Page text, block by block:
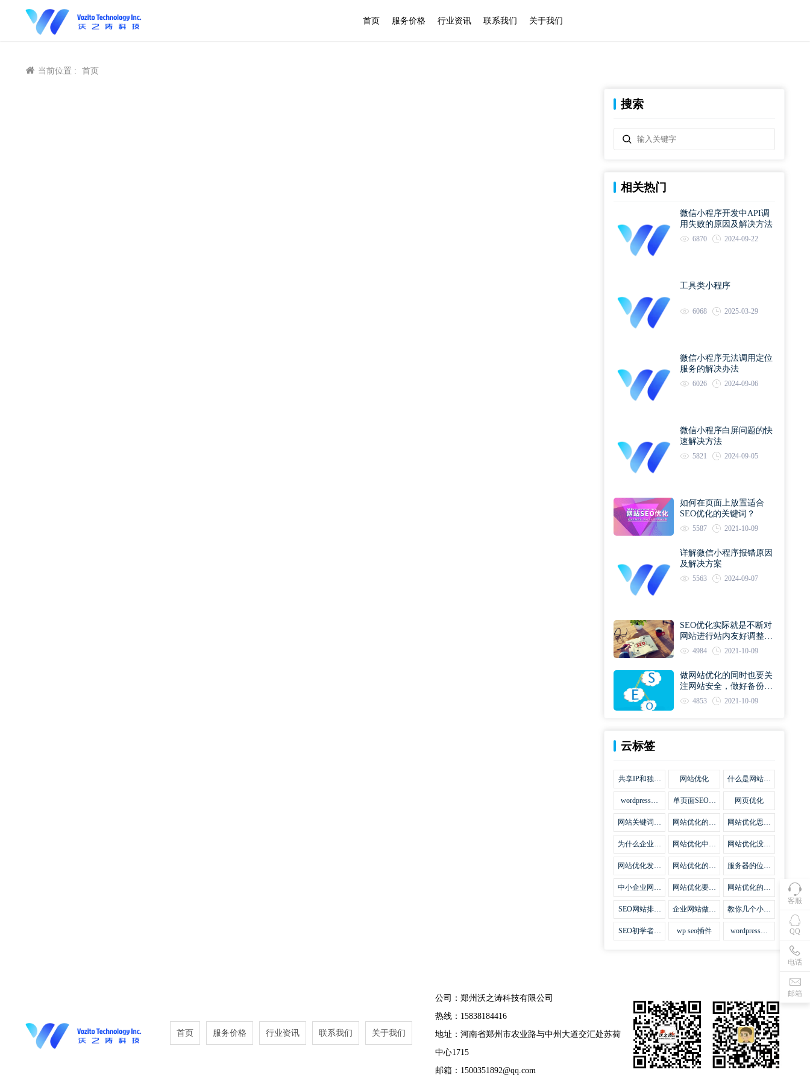
首页 服务价格 行业资讯 联系我们 关于我们
当前位置 : 首页
搜索
相关热门
微信小程序开发中API调
用失败的原因及解决方法
6870 2024-09-22
工具类小程序
6068 2025-03-29
微信小程序无法调用定位
服务的解决办法
6026 2024-09-06
微信小程序白屏问题的快
速解决方法
5821 2024-09-05
如何在页面上放置适合
SEO优化的关键词？
5587 2021-10-09
详解微信小程序报错原因
及解决方案
5563 2024-09-07
SEO优化实际就是不断对
网站进行站内友好调整直
到符合优化规则
4984 2021-10-09
做网站优化的同时也要关
注网站安全，做好备份工
作 4853 2021-10-09
云标签
共享IP和独立
网站优化
什么是网站优
wordpress网
集插件
单页面SEO网
网页优化
网站关键词优
么
网站优化的误
网站优化思路
要
为什么企业网
网站SEO优
网站优化中关
干问题
网站优化没有
味道
网站优化发挥
网站优化的费
服务器的位置
影响
中小企业网站
法
网站优化要不
网站优化的逆
SEO网站排名
法宝
企业网站做好
势
教你几个小技
页优化
SEO初学者，
wp seo插件
wordpress插
客服
QQ
电话
邮箱
首页 服务价格 行业资讯 联系我们 关于我们
公司：郑州沃之涛科技有限公司
热线：15838184416
地址：河南省郑州市农业路与中州大道交汇处苏荷
中心1715
邮箱：1500351892@qq.com